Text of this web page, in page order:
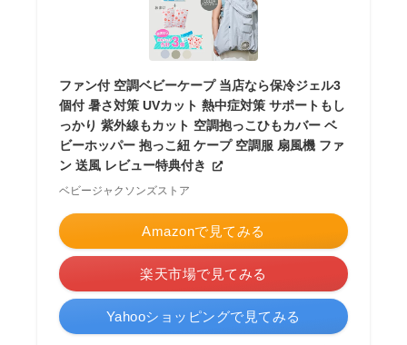
ファン付 空調ベビーケープ 当店なら保冷ジェル3
個付 暑さ対策 UVカット 熱中症対策 サポートもし
っかり 紫外線もカット 空調抱っこひもカバー ベ
ビーホッパー 抱っこ紐 ケープ 空調服 扇風機 ファ
ン 送風 レビュー特典付き
ベビージャクソンズストア
Amazonで見てみる
楽天市場で見てみる
Yahooショッピングで見てみる